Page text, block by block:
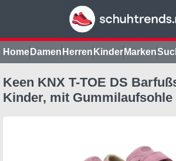
Home Damen Herren Kinder Marken
Keen KNX T-TOE DS
Kinder, mit Gummilaufsohle